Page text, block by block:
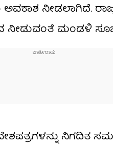
ನೀಡಲಾಗಿದೆ.
ನೀಡುವಂತೆ ಮಂಡಳಿ
ನಿಗದಿತ